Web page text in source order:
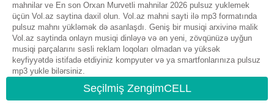
mahnilar ve En son Orxan Murvetli mahnilar 2026 pulsuz yuklemek
üçün Vol.az saytina daxil olun. Vol.az mahni sayti ilə mp3 formatında
pulsuz mahnı yükləmək də asanlaşdı. Geniş bir musiqi arxivinə malik
Vol.az saytinda onlayn musiqi dinləyə və ən yeni, zövqünüzə uyğun
musiqi parçalarını səsli reklam loqoları olmadan və yüksək
keyfiyyətdə istifadə etdiyiniz kompyuter və ya smartfonlarınıza pulsuz
mp3 yukle bilərsiniz.
Seçilmiş ZengimCELL